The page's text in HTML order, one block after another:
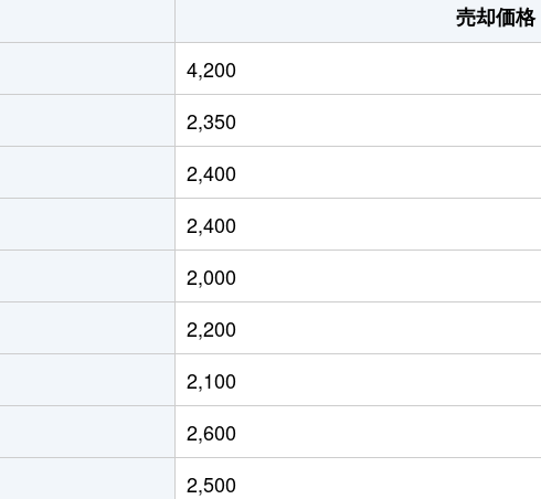
泉中央 徒歩1時間15分 130m² 105m²
泉中央 徒歩45分 270m² 115m²
泉中央 徒歩1時間15分 320m² 220m²
泉中央 徒歩12分 530m² -
泉中央 徒歩12分 900m² 460m²
泉中央 徒歩14分 280m² 240m²
泉中央 徒歩8分 940m² 220m²
泉中央 徒歩16分 430m² 430m²
泉中央 徒歩10分 570m² 460m²
売却価格
4,200
2,350
2,400
2,400
2,000
2,200
2,100
2,600
2,500